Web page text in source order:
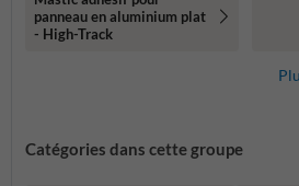
panneau en aluminium plat
- High-Track
Catégories dans cette groupe